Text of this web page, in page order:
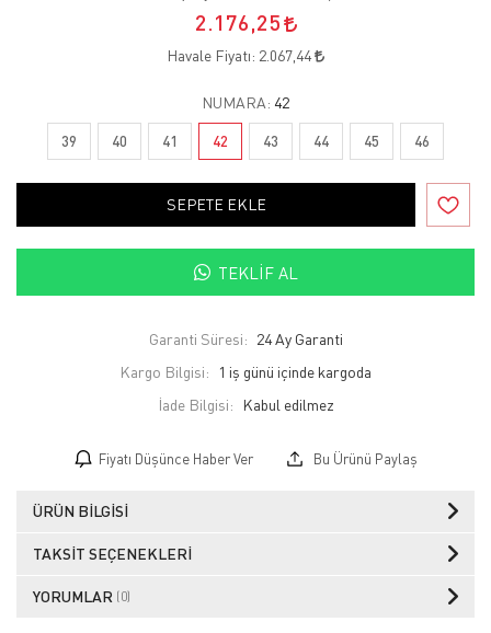
2.176,25
Havale Fiyatı: 2.067,44
NUMARA: 42
39 40 41 42 43 44 45 46
SEPETE EKLE
TEKLIF AL
Garanti Süresi: 24 Ay Garanti
Kargo Bilgisi:
1 iş günü içinde kargoda
İade Bilgisi:
Fiyatı Düşünce Haber Ver Bu Ürünü Paylaş
ÜRÜN BILGISI
TAKSIT SEÇENEKLERI
YORUMLAR (0)